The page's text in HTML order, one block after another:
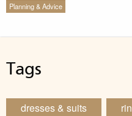
Planning & Advice
Tags
dresses & suits